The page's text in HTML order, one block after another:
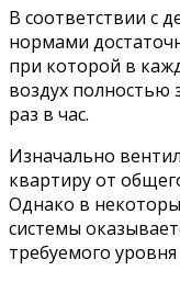
В соответствии с
нормами
при которой в
воздух полностью
раз в час.
Изначально
квартиру от
Однако в
системы
требуемого